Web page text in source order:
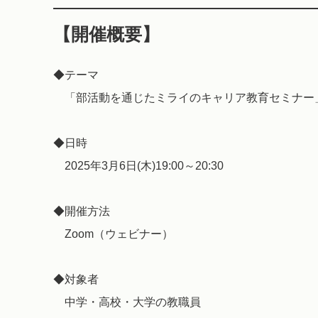
【開催概要】
◆テーマ
「部活動を通じたミライのキャリア教育セミナー
◆日時
2025年3月6日(木)19:00～20:30
◆開催方法
Zoom（ウェビナー）
◆対象者
中学・高校・大学の教職員